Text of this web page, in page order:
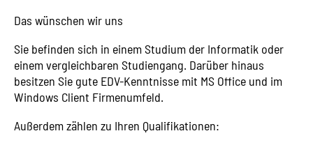
Das wünschen wir uns
Sie befinden sich in einem Studium der Informatik oder
einem vergleichbaren Studiengang. Darüber hinaus
besitzen Sie gute EDV-Kenntnisse mit MS Office und im
Windows Client Firmenumfeld.
Außerdem zählen zu Ihren Qualifikationen: